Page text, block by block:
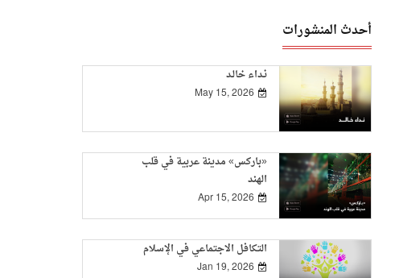
أحدث المنشورات
نـداء خالـد
May 15, 2026
«باركس» مدينة عربية في قلب
الهند
Apr 15, 2026
التكافل الاجتماعي في الإسلام
Jan 19, 2026